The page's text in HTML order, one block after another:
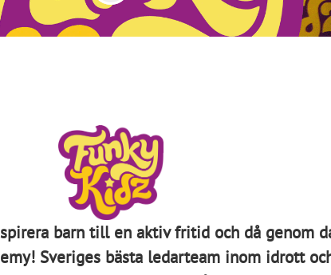
barn till en aktiv fritid och då genom
Sveriges bästa ledarteam inom idrott